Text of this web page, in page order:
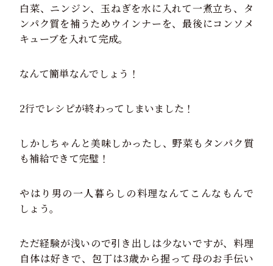
白菜、ニンジン、玉ねぎを水に入れて一煮立ち、タ
ンパク質を補うためウインナーを、最後にコンソメ
キューブを入れて完成。
なんて簡単なんでしょう！
2行でレシピが終わってしまいました！
しかしちゃんと美味しかったし、野菜もタンパク質
も補給できて完璧！
やはり男の一人暮らしの料理なんてこんなもんで
しょう。
ただ経験が浅いので引き出しは少ないですが、料理
自体は好きで、包丁は3歳から握って母のお手伝い